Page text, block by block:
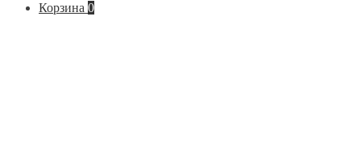
Корзина 0